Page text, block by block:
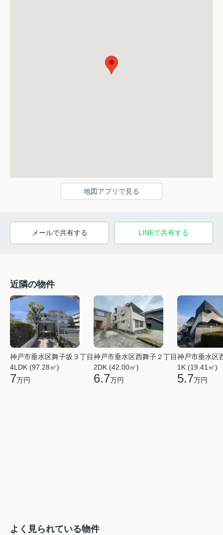
地図アプリで見る
メールで共有する LINEで共有する
近隣の物件
神戸市垂水区舞子坂３丁目
4LDK (97.28㎡)
7万円
神戸市垂水区西舞子２丁目
2DK (42.00㎡)
6.7万円
神戸市垂水区
1K (19.41㎡)
5.7万円
よく見られている物件